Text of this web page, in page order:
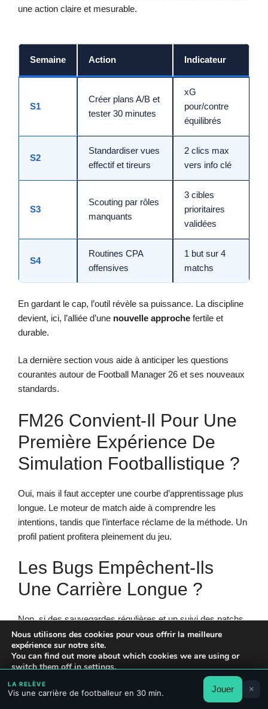
une action claire et mesurable.
Semaine Action Indicateur
S1
Créer plans A/B et
tester 30 minutes
xG
pour/contre
équilibrés
S2
Standardiser vues
effectif et tireurs
2 clics max
vers info clé
S3
Scouting par rôles
manquants
3 cibles
prioritaires
validées
S4
Routines CPA
offensives
1 but sur 4
matchs
En gardant le cap, l’outil révèle sa puissance. La discipline
devient, ici, l’alliée d’une nouvelle approche fertile et
durable.
La dernière section vous aide à anticiper les questions
courantes autour de Football Manager 26 et ses nouveaux
standards.
FM26 Convient-Il Pour Une
Première Expérience De
Simulation Footballistique ?
Oui, mais il faut accepter une courbe d’apprentissage plus
longue. Le moteur de match aide à comprendre les
intentions, tandis que l’interface réclame de la méthode. Un
profil patient profitera pleinement du jeu.
Les Bugs Empêchent-Ils
Une Carrière Longue ?
Non, si des sauvegardes régulières et un suivi des patchs
sont mis en place. Les crashs restent problématiques,
mais les mises à jour atténuent progressivement les
risques. Une discipline de backup est vivement
Nous utilisons des cookies pour vous offrir la meilleure
expérience sur notre site.
You can find out more about which cookies we are using or
switch them off insettings.
Accepter Rejeter Réglages
LA RELÈVE
Vis une carrière de footballeur en 30 min. Jouer ×